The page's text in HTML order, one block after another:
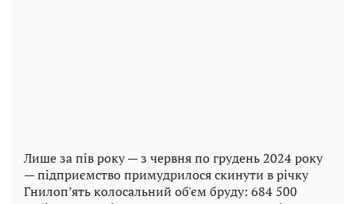
Лише за пів року — з червня по грудень 2024 року
— підприємство примудрилося скинути в річку
Гнилоп’ять колосальний об'єм бруду: 684 500